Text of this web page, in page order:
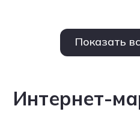
Показать
Интернет-